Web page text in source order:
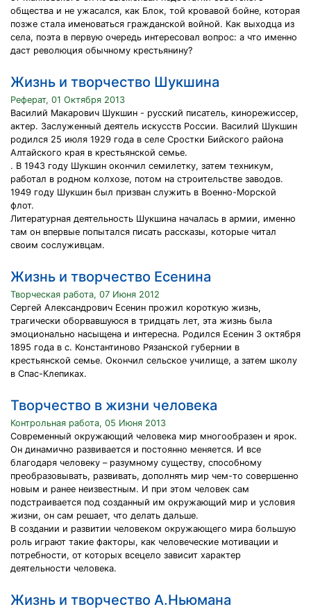
общества и не ужасался, как Блок, той кровавой бойне, которая
позже стала именоваться гражданской войной. Как выходца из
села, поэта в первую очередь интересовал вопрос: а что именно
даст революция обычному крестьянину?
Жизнь и творчество Шукшина
Реферат, 01 Октября 2013
Василий Макарович Шукшин - русский писатель, кинорежиссер,
актер. Заслуженный деятель искусств России. Василий Шукшин
родился 25 июля 1929 года в селе Сростки Бийского района
Алтайского края в крестьянской семье.
. В 1943 году Шукшин окончил семилетку, затем техникум,
работал в родном колхозе, потом на строительстве заводов.
1949 году Шукшин был призван служить в Военно-Морской
флот.
Литературная деятельность Шукшина началась в армии, именно
там он впервые попытался писать рассказы, которые читал
своим сослуживцам.
Жизнь и творчество Есенина
Творческая работа, 07 Июня 2012
Сергей Александрович Есенин прожил короткую жизнь,
трагически оборвавшуюся в тридцать лет, эта жизнь была
эмоционально насыщена и интересна. Родился Есенин 3 октября
1895 года в с. Константиново Рязанской губернии в
крестьянской семье. Окончил сельское училище, а затем школу
в Спас-Клепиках.
Творчество в жизни человека
Контрольная работа, 05 Июня 2013
Современный окружающий человека мир многообразен и ярок.
Он динамично развивается и постоянно меняется. И все
благодаря человеку – разумному существу, способному
преобразовывать, развивать, дополнять мир чем-то совершенно
новым и ранее неизвестным. И при этом человек сам
подстраивается под созданный им окружающий мир и условия
жизни, он сам решает, что делать дальше.
В создании и развитии человеком окружающего мира большую
роль играют такие факторы, как человеческие мотивации и
потребности, от которых всецело зависит характер
деятельности человека.
Жизнь и творчество А.Ньюмана